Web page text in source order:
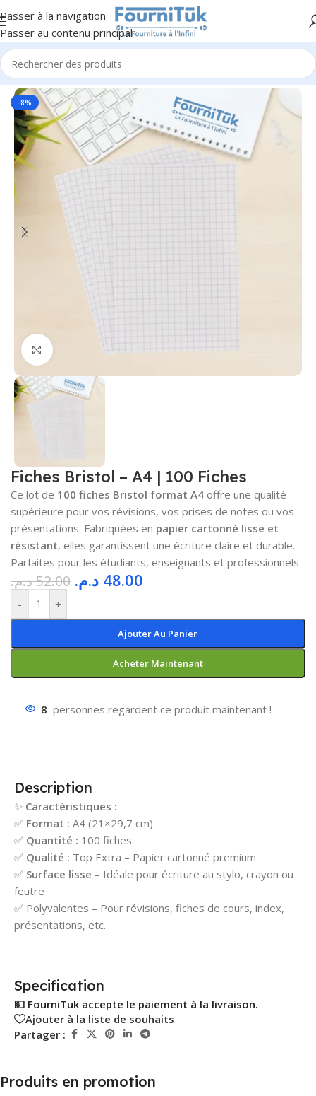
Passer à la navigation
Passer au contenu principal
Accueil/F. Scolaire
-8%
Cliquez pour agrandir
Fiches Bristol – A4 | 100 Fiches
Ce lot de 100 fiches Bristol format A4 offre une qualité
supérieure pour vos révisions, vos prises de notes ou vos
présentations. Fabriquées en papier cartonné lisse et
résistant, elles garantissent une écriture claire et durable.
Parfaites pour les étudiants, enseignants et professionnels.
52.00د.م. 48.00 د.م.
- +
Ajouter Au Panier
Acheter Maintenant
8 personnes regardent ce produit maintenant !
Description
✨ Caractéristiques :
✅ Format : A4 (21×29,7 cm)
✅ Quantité : 100 fiches
✅ Qualité : Top Extra – Papier cartonné premium
✅ Surface lisse – Idéale pour écriture au stylo, crayon ou
feutre
✅ Polyvalentes – Pour révisions, fiches de cours, index,
présentations, etc.
Specification
💵 FourniTuk accepte le paiement à la livraison.
Ajouter à la liste de souhaits
Partager :
Produits en promotion